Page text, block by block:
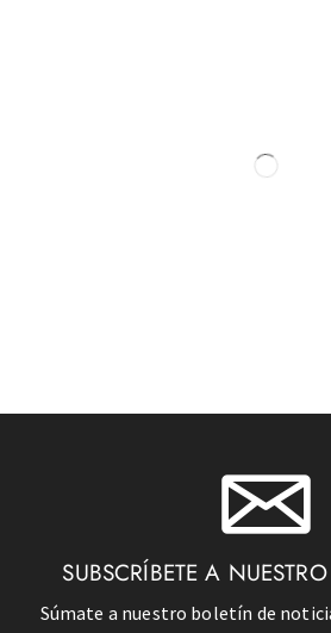
SUBSCRÍBETE A
Súmate a nuestro boletín de